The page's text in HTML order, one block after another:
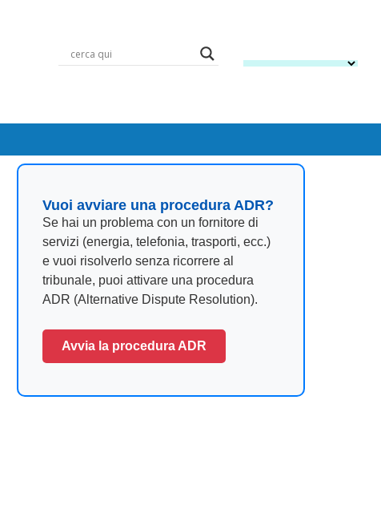
Vuoi avviare una procedura ADR?
Se hai un problema con un fornitore di
servizi (energia, telefonia, trasporti, ecc.)
e vuoi risolverlo senza ricorrere al
tribunale, puoi attivare una procedura
ADR (Alternative Dispute Resolution).
Avvia la procedura ADR